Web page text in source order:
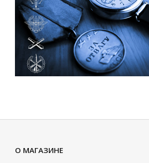
О МАГАЗИНЕ